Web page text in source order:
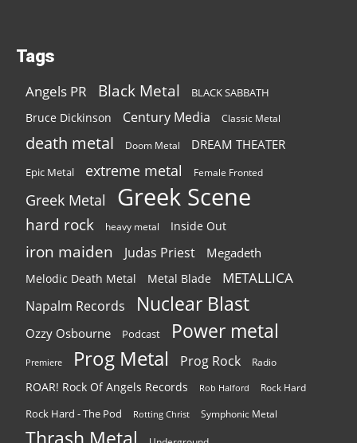
Tags
Angels PR Black Metal BLACK SABBATH
Bruce Dickinson Century Media Classic Metal
death metal Doom Metal DREAM THEATER
Epic Metal extreme metal Female Fronted
Greek Metal Greek Scene
hard rock heavy metal Inside Out
iron maiden Judas Priest Megadeth
Melodic Death Metal Metal Blade METALLICA
Napalm Records Nuclear Blast
Ozzy Osbourne Podcast Power metal
Premiere Prog Metal Prog Rock Radio
ROAR! Rock Of Angels Records Rob Halford Rock Hard
Rock Hard - The Pod Rotting Christ Symphonic Metal